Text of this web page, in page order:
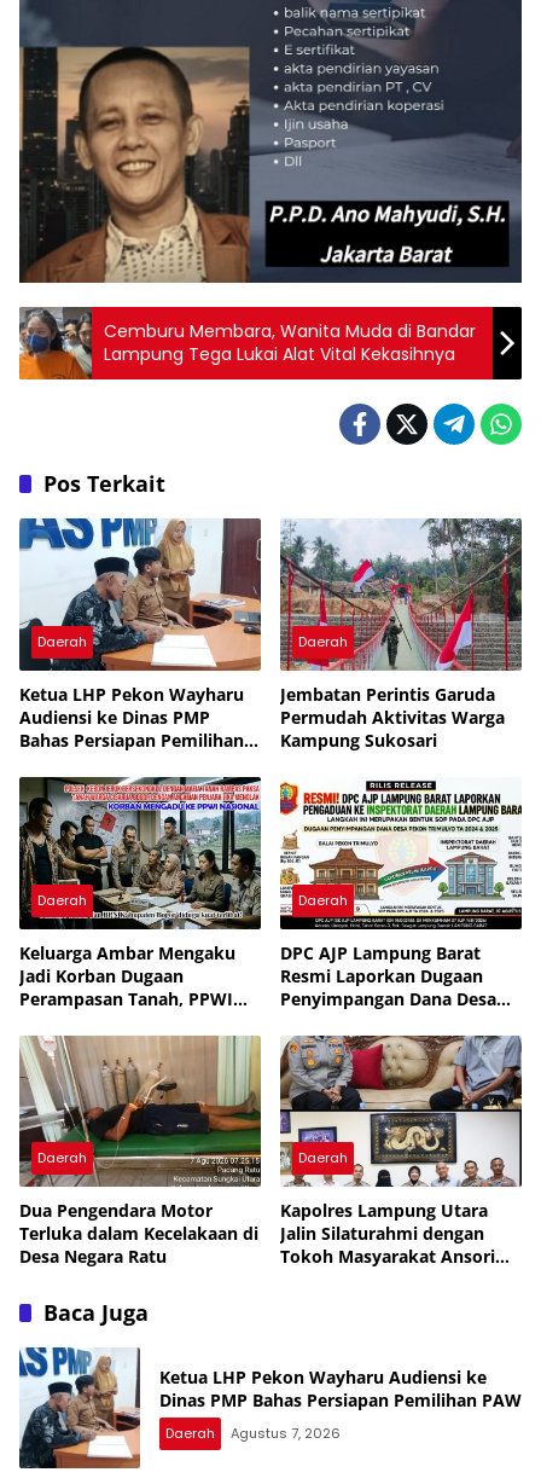
Cemburu Membara, Wanita Muda di Bandar
Lampung Tega Lukai Alat Vital Kekasihnya
Pos Terkait
Daerah
Ketua LHP Pekon Wayharu
Audiensi ke Dinas PMP
Bahas Persiapan Pemilihan
Daerah
Jembatan Perintis Garuda
Permudah Aktivitas Warga
Kampung Sukosari
Daerah
Keluarga Ambar Mengaku
Jadi Korban Dugaan
Perampasan Tanah, PPWI
Daerah
DPC AJP Lampung Barat
Resmi Laporkan Dugaan
Penyimpangan Dana Desa
Inspektorat
Daerah
Dua Pengendara Motor
Terluka dalam Kecelakaan di
Desa Negara Ratu
Daerah
Kapolres Lampung Utara
Jalin Silaturahmi dengan
Tokoh Masyarakat Ansori
Baca Juga
Ketua LHP Pekon Wayharu Audiensi ke
Dinas PMP Bahas Persiapan Pemilihan PAW
Daerah Agustus 7, 2026